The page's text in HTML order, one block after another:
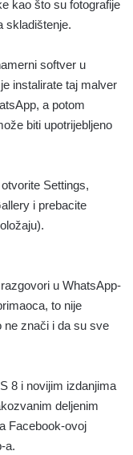
kao što su fotografije
skladištenje.
softver u
instalirate taj malver
a potom
biti upotrijebljeno
Settings,
i prebacite
u WhatsApp-
to nije
ne znači i da su sve
8 i novijim izdanjima
deljenim
Facebook-ovoj
a.